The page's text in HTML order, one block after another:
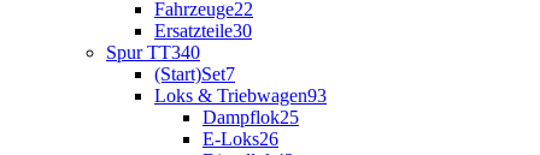
Fahrzeuge22
Ersatzteile30
Spur TT340
(Start)Set7
Loks & Triebwagen93
Dampflok25
E-Loks26